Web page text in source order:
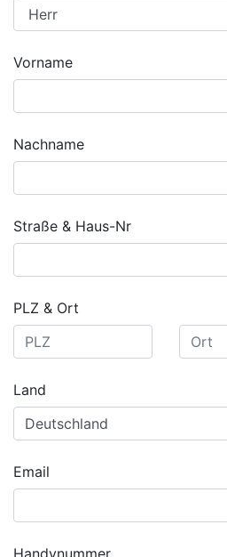
Vorname
Nachname
Straße & Haus-Nr
PLZ & Ort
Land
Email
Handynummer